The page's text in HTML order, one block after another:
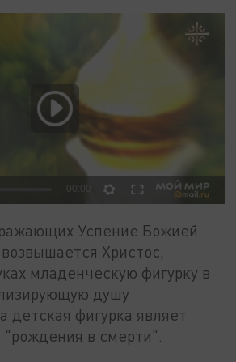
Успение Божией
Христос,
младенческую фигурку в
душу
детская фигурка являет
"рождения в смерти".